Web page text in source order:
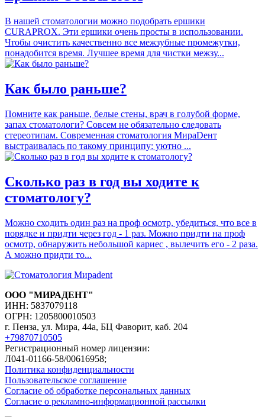
В нашей стоматологии можно подобрать ершики
CURAPROX. Эти ершики очень просты в использовании.
Чтобы очистить качественно все межзубные промежутки,
понадобится время. Лучшее время для чистки межзу...
Как было раньше?
Помните как раньше, белые стены, врач в голубой форме,
запах стоматологи? Совсем не обязательно следовать
стереотипам. Современная стоматология МираDент
выстраивалась по такому принципу: уютно ...
Сколько раз в год вы ходите к
стоматологу?
Можно сходить один раз на проф осмотр, убедиться, что все в
порядке и придти через год - 1 раз. Можно придти на проф
осмотр, обнаружить небольшой кариес , вылечить его - 2 раза.
А можно придти то...
ООО "МИРАДЕНТ"
ИНН: 5837079118
ОГРН: 1205800010503
г. Пенза, ул. Мира, 44а, БЦ Фаворит, каб. 204
+79870710505
Регистрационный номер лицензии:
Л041-01166-58/00616958;
Политика конфиденциальности
Пользовательское соглашение
Согласие об обработке персональных данных
Согласие о рекламно-информационной рассылки